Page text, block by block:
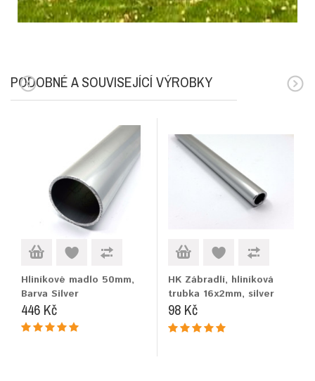
PODOBNÉ A SOUVISEJÍCÍ VÝROBKY
Hliníkové madlo 50mm,
Barva Silver
446 Kč
HK Zábradlí, hliníková
trubka 16x2mm, silver
98 Kč